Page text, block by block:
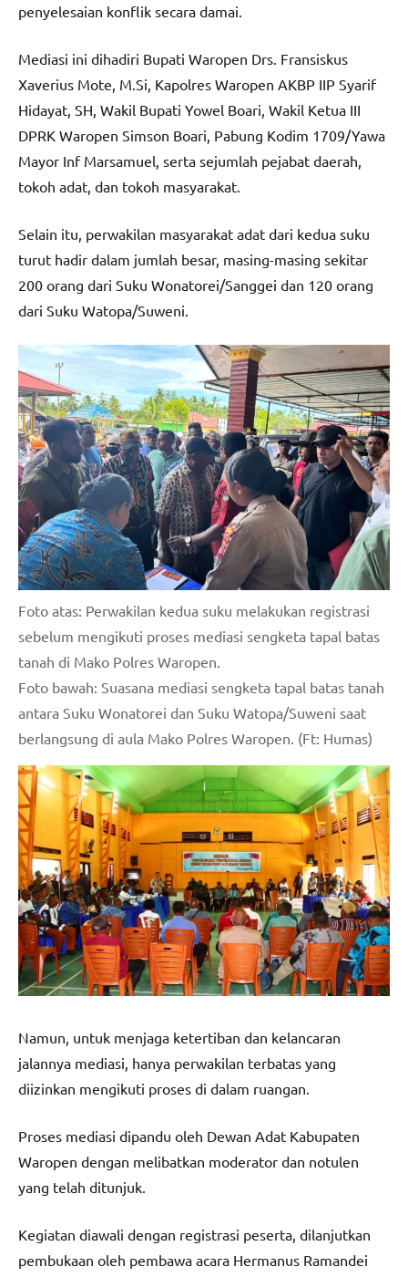
penyelesaian konflik secara damai.
Mediasi ini dihadiri Bupati Waropen Drs. Fransiskus
Xaverius Mote, M.Si, Kapolres Waropen AKBP IIP Syarif
Hidayat, SH, Wakil Bupati Yowel Boari, Wakil Ketua III
DPRK Waropen Simson Boari, Pabung Kodim 1709/Yawa
Mayor Inf Marsamuel, serta sejumlah pejabat daerah,
tokoh adat, dan tokoh masyarakat.
Selain itu, perwakilan masyarakat adat dari kedua suku
turut hadir dalam jumlah besar, masing-masing sekitar
200 orang dari Suku Wonatorei/Sanggei dan 120 orang
dari Suku Watopa/Suweni.
Foto atas: Perwakilan kedua suku melakukan registrasi
sebelum mengikuti proses mediasi sengketa tapal batas
tanah di Mako Polres Waropen.
Foto bawah: Suasana mediasi sengketa tapal batas tanah
antara Suku Wonatorei dan Suku Watopa/Suweni saat
berlangsung di aula Mako Polres Waropen. (Ft: Humas)
Namun, untuk menjaga ketertiban dan kelancaran
jalannya mediasi, hanya perwakilan terbatas yang
diizinkan mengikuti proses di dalam ruangan.
Proses mediasi dipandu oleh Dewan Adat Kabupaten
Waropen dengan melibatkan moderator dan notulen
yang telah ditunjuk.
Kegiatan diawali dengan registrasi peserta, dilanjutkan
pembukaan oleh pembawa acara Hermanus Ramandei